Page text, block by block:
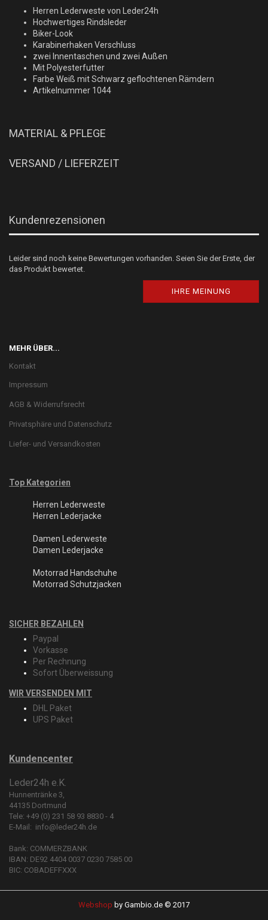
Herren Lederweste von Leder24h
Hochwertiges Rindsleder
Biker-Look
Karabinerhaken Verschluss
zwei Innentaschen und zwei Außen
Mit Polyesterfutter
Farbe Weiß mit Schwarz geflochtenen Rämdern
Artikelnummer 1044
MATERIAL & PFLEGE
VERSAND / LIEFERZEIT
Kundenrezensionen
Leider sind noch keine Bewertungen vorhanden. Seien Sie der Erste, der
das Produkt bewertet.
IHRE MEINUNG
MEHR ÜBER...
Kontakt
Impressum
AGB & Widerrufsrecht
Privatsphäre und Datenschutz
Liefer- und Versandkosten
Top Kategorien
Herren Lederweste
Herren Lederjacke
Damen Lederweste
Damen Lederjacke
Motorrad Handschuhe
Motorrad Schutzjacken
SICHER BEZAHLEN
Paypal
Vorkasse
Per Rechnung
Sofort Überweissung
WIR VERSENDEN MIT
DHL Paket
UPS Paket
Kundencenter
Leder24h e.K.
Hunnentränke 3,
44135 Dortmund
Tele: +49 (0) 231 58 93 8830 - 4
E-Mail: info@leder24h.de
​Bank: COMMERZBANK
IBAN: DE92 4404 0037 0230 7585 00
BIC: COBADEFFXXX
Webshop by Gambio.de © 2017